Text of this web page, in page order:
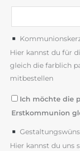
Hier kannst du für
gleich die farblich
mitbestellen
Ich möchte die
Erstkommunion
Hier kannst du uns